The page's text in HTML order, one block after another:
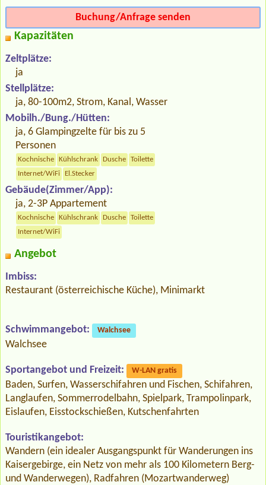
Buchung/Anfrage senden
Kapazitäten
Zeltplätze:
ja
Stellplätze:
ja, 80-100m2, Strom, Kanal, Wasser
Mobilh./Bung./Hütten:
ja, 6 Glampingzelte für bis zu 5
Personen
Kochnische Kühlschrank Dusche
Toilette
Internet/WiFi
El.Stecker
Gebäude(Zimmer/App):
ja, 2-3P Appartement
Kochnische Kühlschrank Dusche
Toilette
Internet/WiFi
Angebot
Imbiss:
Restaurant (österreichische Küche), Minimarkt
Schwimmangebot: Walchsee
Walchsee
Sportangebot und Freizeit: W-LAN gratis
Baden, Surfen, Wasserschifahren und Fischen, Schifahren,
Langlaufen, Sommerrodelbahn, Spielpark, Trampolinpark,
Eislaufen, Eisstockschießen, Kutschenfahrten
Touristikangebot:
Wandern (ein idealer Ausgangspunkt für Wanderungen ins
Kaisergebirge, ein Netz von mehr als 100 Kilometern Berg-
und Wanderwegen), Radfahren (Mozartwanderweg)